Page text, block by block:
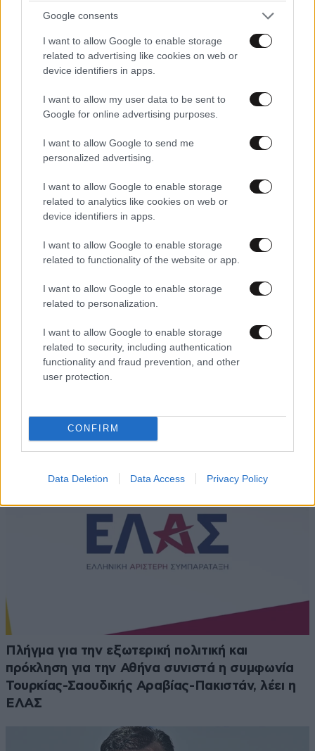
Google consents
I want to allow Google to enable storage
related to advertising like cookies on web or
device identifiers in apps.
I want to allow my user data to be sent to
Google for online advertising purposes.
I want to allow Google to send me
personalized advertising.
I want to allow Google to enable storage
related to analytics like cookies on web or
device identifiers in apps.
I want to allow Google to enable storage
related to functionality of the website or app.
I want to allow Google to enable storage
related to personalization.
I want to allow Google to enable storage
related to security, including authentication
functionality and fraud prevention, and other
user protection.
CONFIRM
Data Deletion Data Access Privacy Policy
Θανάσης Αυγερινός για Καρυστιανού-Γρατσία:
ανεπίδεκτες μαθήσεως»
Άκης Σκέρτσος: «Το ΠΑΣΟΚ υποκαθιστά την
Πλήγμα για την εξωτερική πολιτική και
πρόκληση για την Αθήνα συνιστά η συμφωνία
Τουρκίας-Σαουδικής Αραβίας-Πακιστάν, λέει η
ΕΛΑΣ